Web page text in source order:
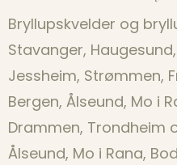
Bryllupskvelder og
Stavanger,
Jessheim, Strømmen,
Bergen, Ålseund, Mo i
Drammen, Trondheim
Ålseund, Mo i Rana,